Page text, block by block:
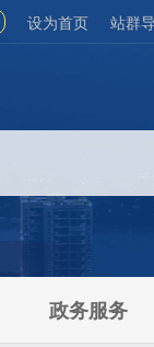
设为首页 站群
政务服务